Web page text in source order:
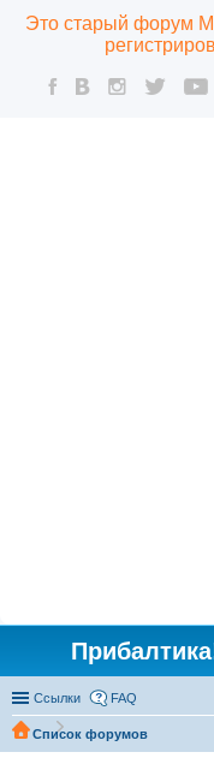
Это старый форум
Ссылки FAQ
Список форумов